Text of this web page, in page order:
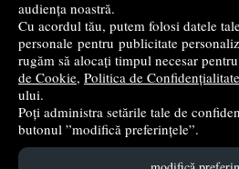
audiența noastră.
Cu acordul tău, putem folosi datele
personale pentru publicitate
rugăm să alocați timpul necesar
de Cookie, Politica de Confidențialitate
ului.
Poți administra setările tale de
butonul ”modifică preferințele”.
Accesorii creatie - diamante
autoadezive, blister 400 buc,
2395